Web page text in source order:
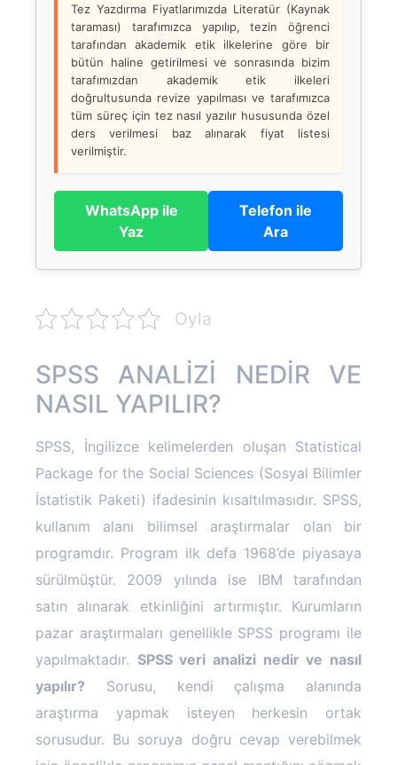
Tez Yazdırma Fiyatlarımızda Literatür (Kaynak
taraması) tarafımızca yapılıp, tezin öğrenci
tarafından akademik etik ilkelerine göre bir
bütün haline getirilmesi ve sonrasında bizim
tarafımızdan akademik etik ilkeleri
doğrultusunda revize yapılması ve tarafımızca
tüm süreç için tez nasıl yazılır hususunda özel
ders verilmesi baz alınarak fiyat listesi
verilmiştir.
WhatsApp ile
Yaz
Telefon ile
Ara
Oyla
SPSS ANALİZİ NEDİR VE
NASIL YAPILIR?
SPSS, İngilizce kelimelerden oluşan Statistical
Package for the Social Sciences (Sosyal Bilimler
İstatistik Paketi) ifadesinin kısaltılmasıdır. SPSS,
kullanım alanı bilimsel araştırmalar olan bir
programdır. Program ilk defa 1968’de piyasaya
sürülmüştür. 2009 yılında ise IBM tarafından
satın alınarak etkinliğini artırmıştır. Kurumların
pazar araştırmaları genellikle SPSS programı ile
yapılmaktadır. SPSS veri analizi nedir ve nasıl
yapılır? Sorusu, kendi çalışma alanında
araştırma yapmak isteyen herkesin ortak
sorusudur. Bu soruya doğru cevap verebilmek